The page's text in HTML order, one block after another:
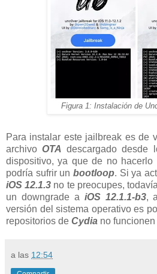
Figura 1: Instalación de
Para instalar este jailbreak es de
archivo OTA descargado desde
dispositivo, ya que de no hacerlo
podría sufrir un bootloop. Si ya
iOS 12.1.3 no te preocupes,
un downgrade a iOS 12.1.1-b3,
versión del sistema operativo es
repositorios de Cydia no
a las 12:54